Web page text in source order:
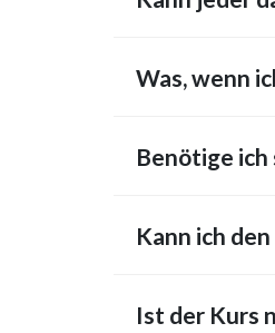
Was, wenn
Benötige
Kann ich
Ist der Kurs